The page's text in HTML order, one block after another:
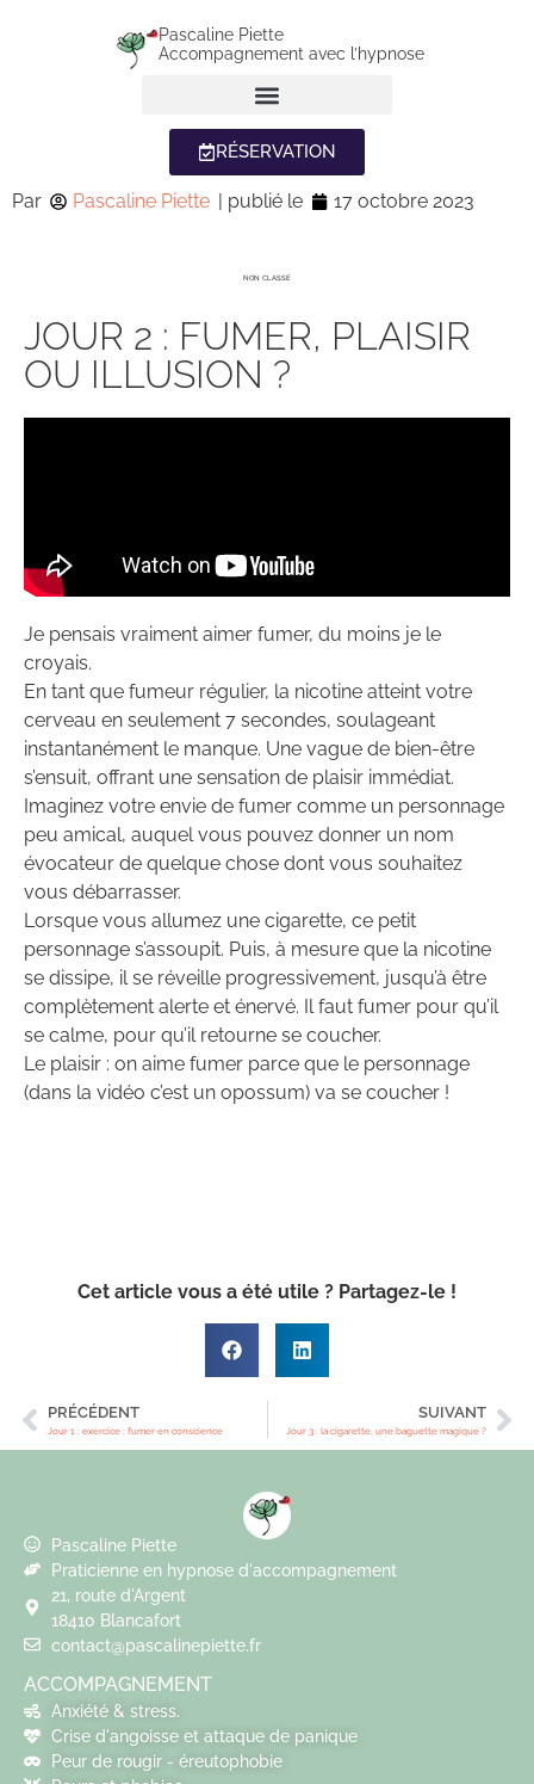
Pascaline Piette
Accompagnement avec l’hypnose
RÉSERVATION
Par Pascaline Piette | publié le 17 octobre 2023
NON CLASSÉ
JOUR 2 : FUMER, PLAISIR
OU ILLUSION ?
Je pensais vraiment aimer fumer, du moins je le
croyais.
En tant que fumeur régulier, la nicotine atteint votre
cerveau en seulement 7 secondes, soulageant
instantanément le manque. Une vague de bien-être
s’ensuit, offrant une sensation de plaisir immédiat.
Imaginez votre envie de fumer comme un personnage
peu amical, auquel vous pouvez donner un nom
évocateur de quelque chose dont vous souhaitez
vous débarrasser.
Lorsque vous allumez une cigarette, ce petit
personnage s’assoupit. Puis, à mesure que la nicotine
se dissipe, il se réveille progressivement, jusqu’à être
complètement alerte et énervé. Il faut fumer pour qu’il
se calme, pour qu’il retourne se coucher.
Le plaisir : on aime fumer parce que le personnage
(dans la vidéo c’est un opossum) va se coucher !
Cet article vous a été utile ? Partagez-le !
PRÉCÉDENT
Jour 1 : exercice : fumer en conscience
SUIVANT
Jour 3 : la cigarette, une baguette magique ?
Pascaline Piette
Praticienne en hypnose d'accompagnement
21, route d'Argent
18410 Blancafort
contact@pascalinepiette.fr
ACCOMPAGNEMENT
Anxiété & stress.
Crise d'angoisse et attaque de panique
Peur de rougir - éreutophobie